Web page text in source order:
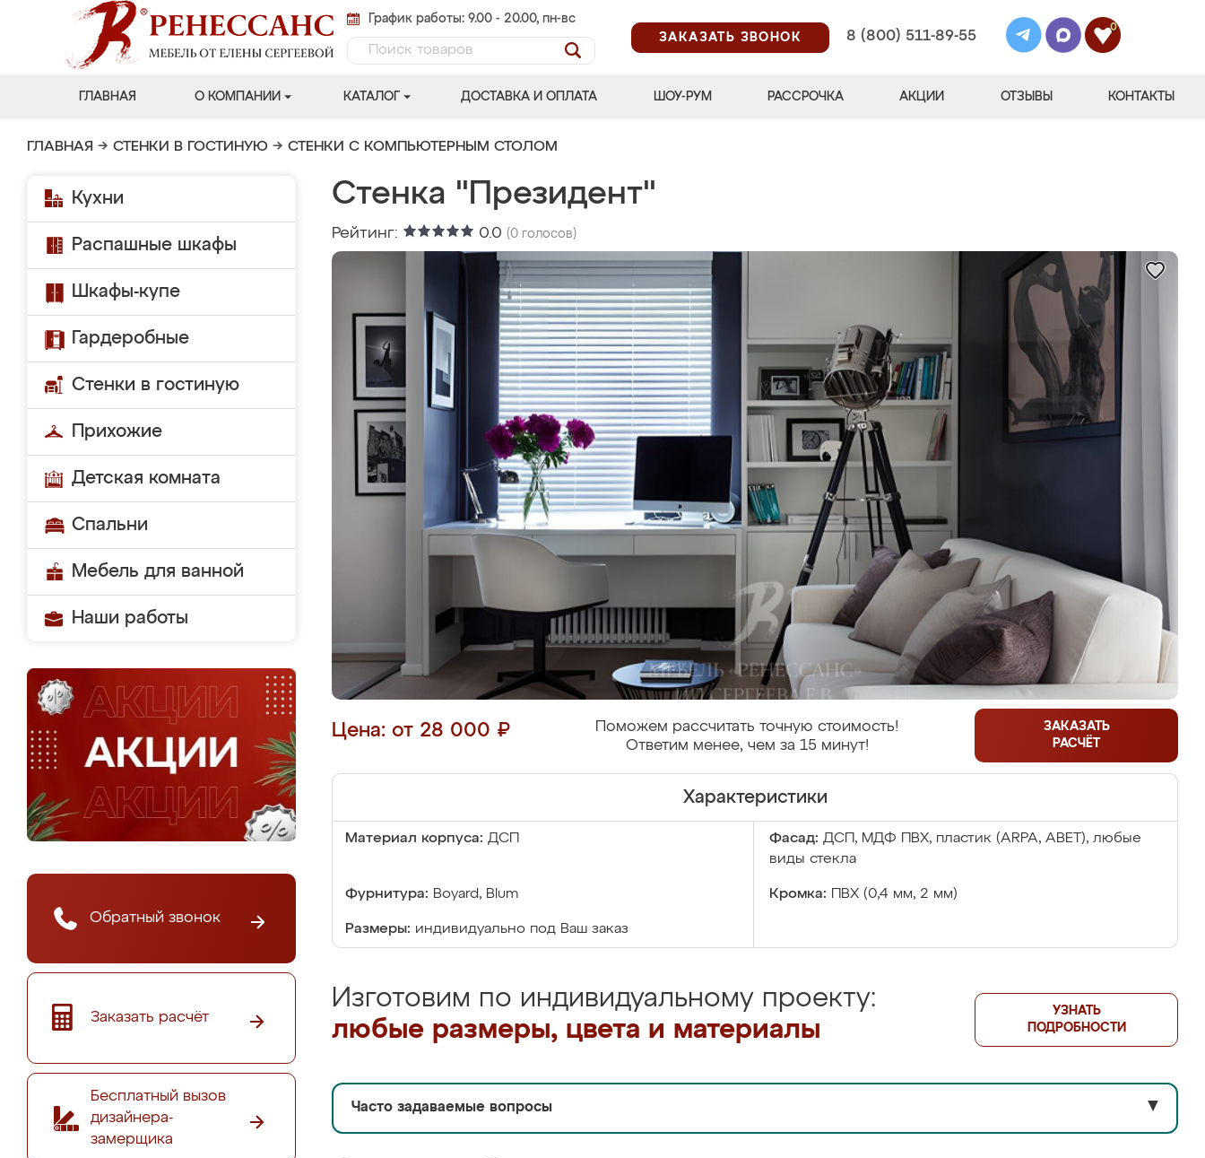
График работы: 9.00 - 20.00, пн-вс
ЗАКАЗАТЬ ЗВОНОК
8 (800) 511-89-55
0
ГЛАВНАЯ О КОМПАНИИ КАТАЛОГ ДОСТАВКА И ОПЛАТА ШОУ-РУМ РАССРОЧКА АКЦИИ ОТЗЫВЫ КОНТАКТЫ
ГЛАВНАЯ → СТЕНКИ В ГОСТИНУЮ → СТЕНКИ С КОМПЬЮТЕРНЫМ СТОЛОМ
Кухни
Распашные шкафы
Шкафы-купе
Гардеробные
Стенки в гостиную
Прихожие
Детская комната
Спальни
Мебель для ванной
Наши работы
Обратный звонок
Заказать расчёт
Бесплатный вызов
дизайнера-
замерщика
Стенка "Президент"
Рейтинг: 0.0 (0 голосов)
Цена: от 28 000 ₽
Поможем рассчитать точную стоимость!
Ответим менее, чем за 15 минут!
ЗАКАЗАТЬ
РАСЧЁТ
Характеристики
Материал корпуса: ДСП Фасад: ДСП, МДФ ПВХ, пластик (ARPA, ABET), любые
виды стекла
Фурнитура: Boyard, Blum Кромка: ПВХ (0,4 мм, 2 мм)
Размеры: индивидуально под Ваш заказ
Изготовим по индивидуальному проекту:
любые размеры, цвета и материалы
УЗНАТЬ
ПОДРОБНОСТИ
Часто задаваемые вопросы ▼